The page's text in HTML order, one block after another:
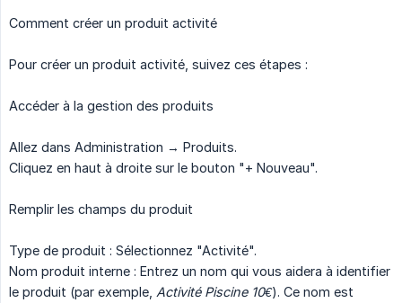
Comment créer un produit activité
Pour créer un produit activité, suivez ces étapes :
Accéder à la gestion des produits
Allez dans Administration → Produits.
Cliquez en haut à droite sur le bouton "+ Nouveau".
Remplir les champs du produit
Type de produit : Sélectionnez "Activité".
Nom produit interne : Entrez un nom qui vous aidera à identifier
le produit (par exemple, Activité Piscine 10€). Ce nom est